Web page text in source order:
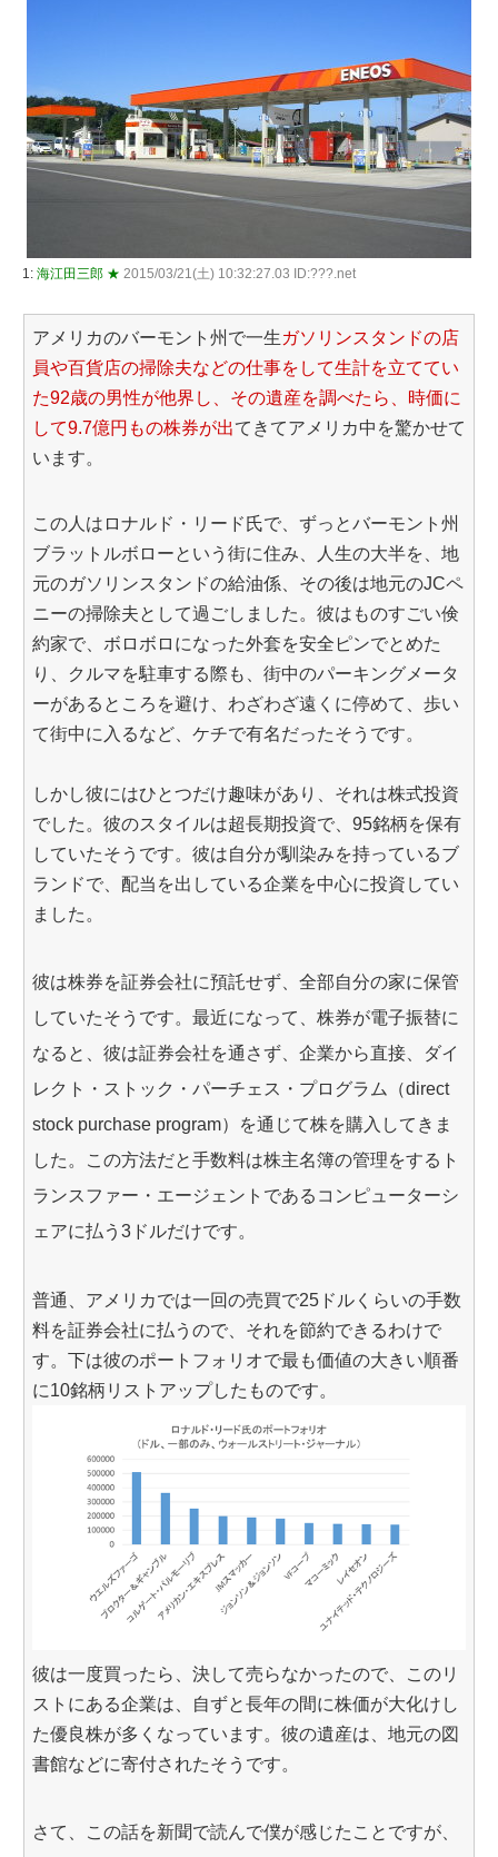
1: 海江田三郎 ★ 2015/03/21(土) 10:32:27.03 ID:???.net
アメリカのバーモント州で一生ガソリンスタンドの店
員や百貨店の掃除夫などの仕事をして生計を立ててい
た92歳の男性が他界し、その遺産を調べたら、時価に
して9.7億円もの株券が出てきてアメリカ中を驚かせて
います。
この人はロナルド・リード氏で、ずっとバーモント州
ブラットルボローという街に住み、人生の大半を、地
元のガソリンスタンドの給油係、その後は地元のJCペ
ニーの掃除夫として過ごしました。彼はものすごい倹
約家で、ボロボロになった外套を安全ピンでとめた
り、クルマを駐車する際も、街中のパーキングメータ
ーがあるところを避け、わざわざ遠くに停めて、歩い
て街中に入るなど、ケチで有名だったそうです。
しかし彼にはひとつだけ趣味があり、それは株式投資
でした。彼のスタイルは超長期投資で、95銘柄を保有
していたそうです。彼は自分が馴染みを持っているブ
ランドで、配当を出している企業を中心に投資してい
ました。
彼は株券を証券会社に預託せず、全部自分の家に保管
していたそうです。最近になって、株券が電子振替に
なると、彼は証券会社を通さず、企業から直接、ダイ
レクト・ストック・パーチェス・プログラム（direct
stock purchase program）を通じて株を購入してきま
した。この方法だと手数料は株主名簿の管理をするト
ランスファー・エージェントであるコンピューターシ
ェアに払う3ドルだけです。
普通、アメリカでは一回の売買で25ドルくらいの手数
料を証券会社に払うので、それを節約できるわけで
す。下は彼のポートフォリオで最も価値の大きい順番
に10銘柄リストアップしたものです。
彼は一度買ったら、決して売らなかったので、このリ
ストにある企業は、自ずと長年の間に株価が大化けし
た優良株が多くなっています。彼の遺産は、地元の図
書館などに寄付されたそうです。
さて、この話を新聞で読んで僕が感じたことですが、